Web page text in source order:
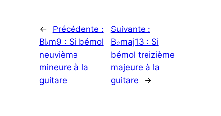
←
Précédente :
B♭m9 : Si bémol
neuvième
mineure à la
guitare
Suivante :
B♭maj13 : Si
bémol treizième
majeure à la
guitare
→